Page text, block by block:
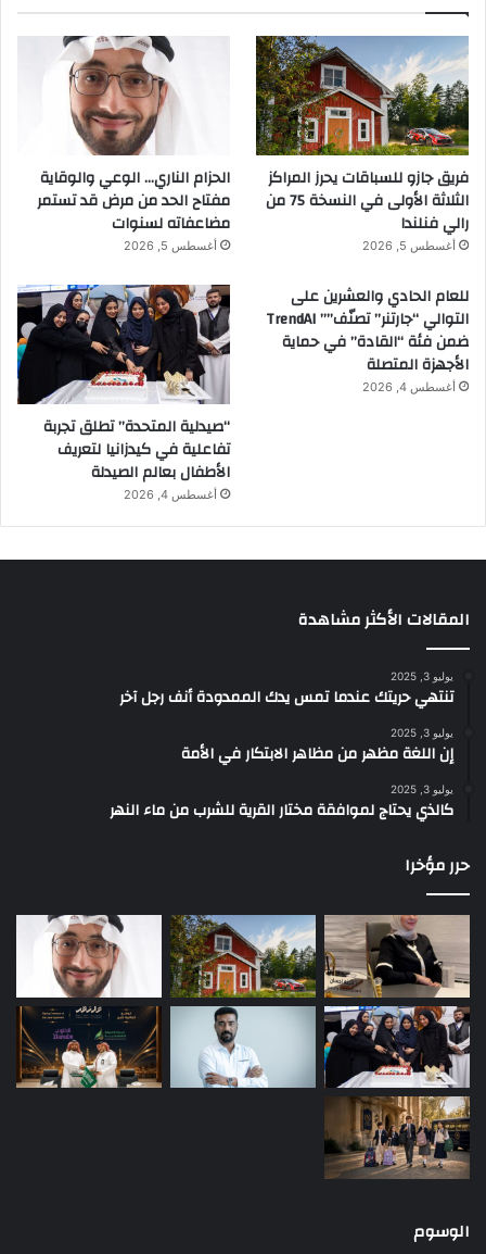
فريق جازو للسباقات يحرز المراكز
الثلاثة الأولى في النسخة 75 من
رالي فنلندا
أغسطس 5, 2026
الحزام الناري… الوعي والوقاية
مفتاح الحد من مرض قد تستمر
مضاعفاته لسنوات
أغسطس 5, 2026
للعام الحادي والعشرين على
التوالي “جارتنر” تصنّف”” TrendAI
ضمن فئة “القادة” في حماية
الأجهزة المتصلة
أغسطس 4, 2026
“صيدلية المتحدة” تطلق تجربة
تفاعلية في كيدزانيا لتعريف
الأطفال بعالم الصيدلة
أغسطس 4, 2026
المقالات الأكثر مشاهدة
يوليو 3, 2025
تنتهي حريتك عندما تمس يدك الممدودة أنف رجل آخر
يوليو 3, 2025
إن اللغة مظهر من مظاهر الابتكار في الأمة
يوليو 3, 2025
كالذي يحتاج لموافقة مختار القرية للشرب من ماء النهر
حرر مؤخرا
الوسوم